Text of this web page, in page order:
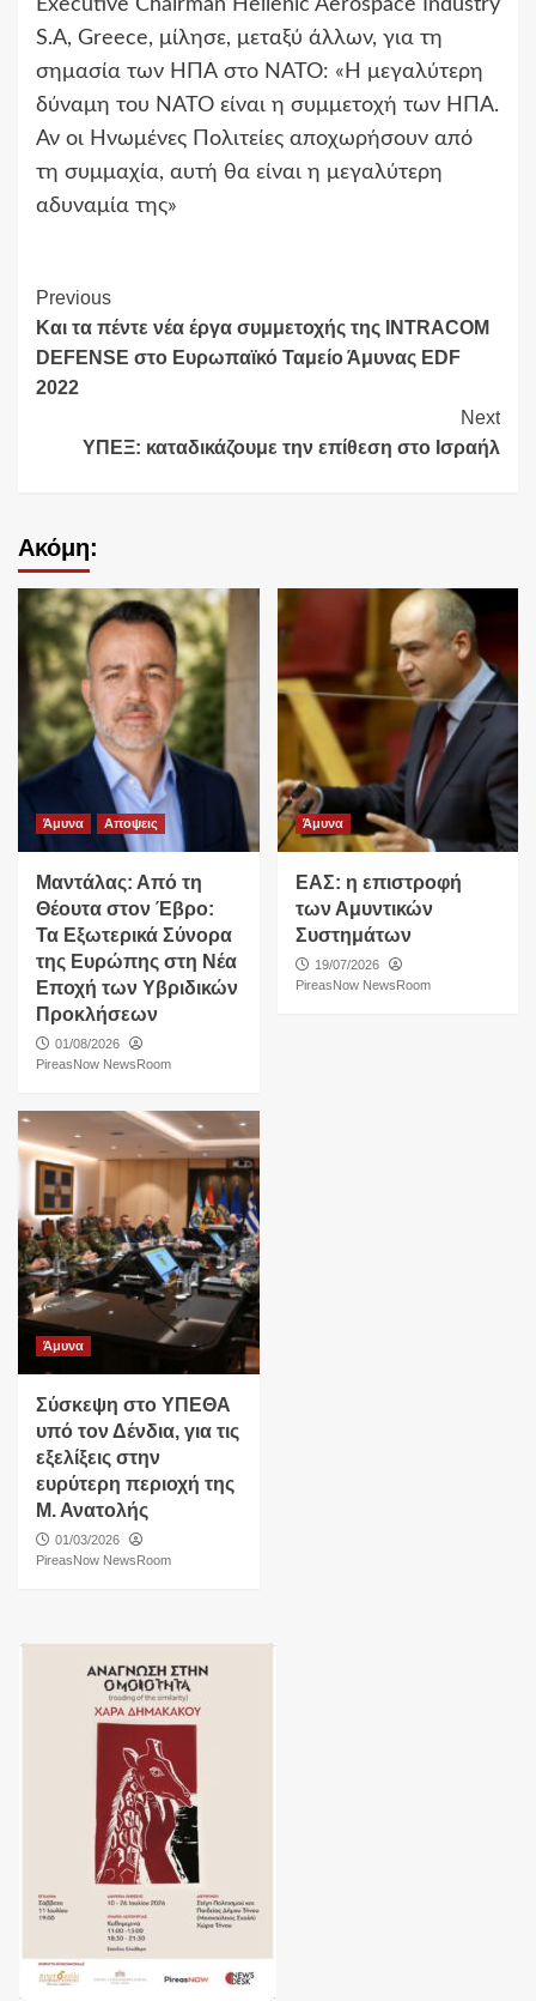
Executive Chairman Hellenic Aerospace Industry
S.A, Greece, μίλησε, μεταξύ άλλων, για τη
σημασία των ΗΠΑ στο ΝΑΤΟ: «Η μεγαλύτερη
δύναμη του ΝΑΤΟ είναι η συμμετοχή των ΗΠΑ.
Αν οι Ηνωμένες Πολιτείες αποχωρήσουν από
τη συμμαχία, αυτή θα είναι η μεγαλύτερη
αδυναμία της»
Continue
Reading
Previous
Και τα πέντε νέα έργα συμμετοχής της INTRACOM
DEFENSE στο Ευρωπαϊκό Ταμείο Άμυνας EDF
2022
Next
ΥΠΕΞ: καταδικάζουμε την επίθεση στο Ισραήλ
Ακόμη:
Άμυνα Αποψεις
Μαντάλας: Από τη
Θέουτα στον Έβρο:
Τα Εξωτερικά Σύνορα
της Ευρώπης στη Νέα
Εποχή των Υβριδικών
Προκλήσεων
01/08/2026
PireasNow NewsRoom
Άμυνα
ΕΑΣ: η επιστροφή
των Αμυντικών
Συστημάτων
19/07/2026
PireasNow NewsRoom
Άμυνα
Σύσκεψη στο ΥΠΕΘΑ
υπό τον Δένδια, για τις
εξελίξεις στην
ευρύτερη περιοχή της
Μ. Ανατολής
01/03/2026
PireasNow NewsRoom